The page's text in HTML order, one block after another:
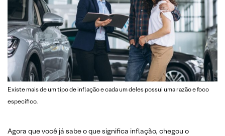
Existe mais de um tipo de inflação e cada um deles possui uma razão e foco
específico.
Agora que você já sabe o que significa inflação, chegou o